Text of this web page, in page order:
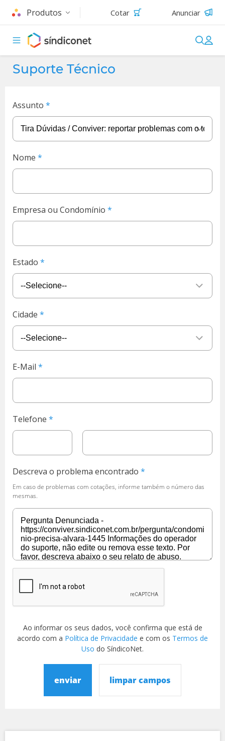
Produtos Cotar Anunciar
Suporte Técnico
Assunto
Nome
Empresa ou Condomínio
Estado
Cidade
E-Mail
Telefone
Descreva o problema encontrado
Em caso de problemas com cotações, informe também o número das
mesmas.
Ao informar os seus dados, você confirma que está de
acordo com a Política de Privacidade e com os Termos de
Uso do SíndicoNet.
enviar limpar campos